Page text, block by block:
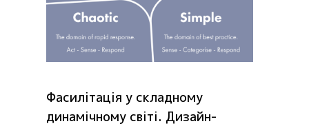
Фасилітація у складному
динамічному світі. Дизайн-